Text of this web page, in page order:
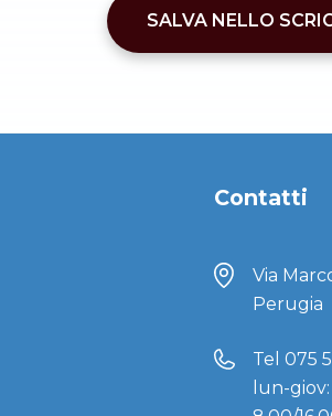
SALVA NELLO
Contatti
Via
Perugia
Tel 075
lun-